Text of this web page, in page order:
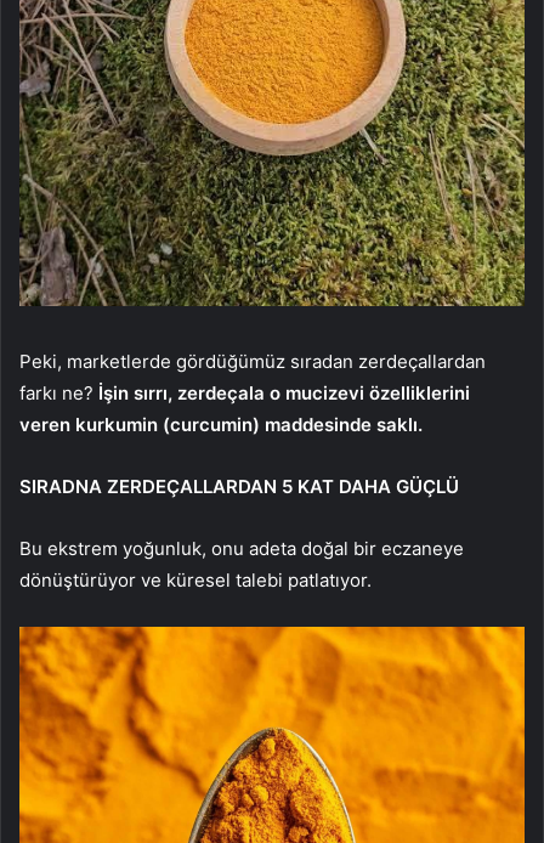
Peki, marketlerde gördüğümüz sıradan zerdeçallardan
farkı ne? İşin sırrı, zerdeçala o mucizevi özelliklerini
veren kurkumin (curcumin) maddesinde saklı.
SIRADNA ZERDEÇALLARDAN 5 KAT DAHA GÜÇLÜ
Bu ekstrem yoğunluk, onu adeta doğal bir eczaneye
dönüştürüyor ve küresel talebi patlatıyor.